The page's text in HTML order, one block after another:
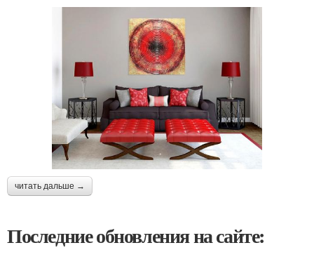
читать дальше →
Последние обновления на сайте: